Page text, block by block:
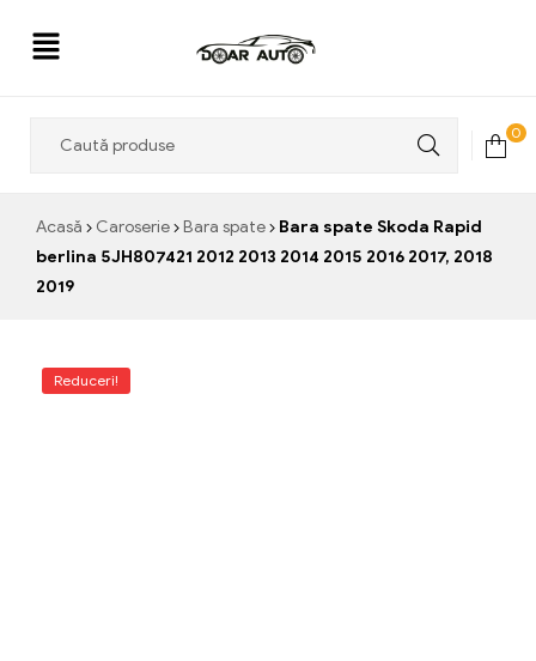
0
Acasă Caroserie Bara spate
Bara spate Skoda Rapid
berlina 5JH807421 2012 2013 2014 2015 2016 2017, 2018
2019
Reduceri!